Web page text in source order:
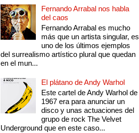
Fernando Arrabal nos habla
del caos
Fernando Arrabal es mucho
más que un artista singular, es
uno de los últimos ejemplos
del surrealismo artístico plural que quedan
en el mun...
El plátano de Andy Warhol
Este cartel de Andy Warhol de
1967 era para anunciar un
disco y unas actuaciones del
grupo de rock The Velvet
Underground que en este caso...